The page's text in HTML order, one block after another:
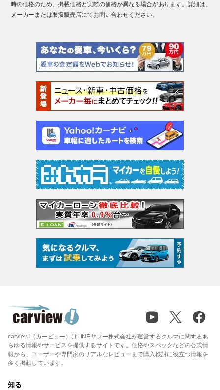
時の価格のため、掲載価格と実際の価格が異なる場合があります。詳細は、
メーカーまたは取扱販売店にてお問い合わせください。
carview!（カービュー）はLINEヤフー株式会社が運営するクルマに関するあ
らゆる情報やサービスを提供するサイトです。価格やスペックなどの公式情
報から、ユーザーや専門家のリアルなレビューまで購入検討に役立つ情報を
多く掲載しています。
知る